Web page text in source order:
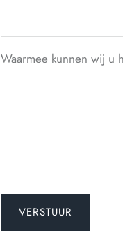
Waarmee kunnen wij u